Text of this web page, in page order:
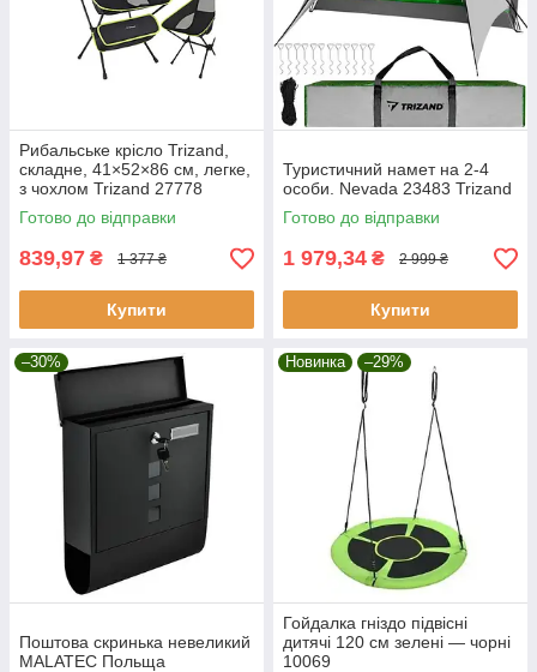
Рибальське крісло Trizand,
складне, 41×52×86 см, легке,
з чохлом Trizand 27778
Готово до відправки
839,97 ₴ 1 377 ₴
Купити
Туристичний намет на 2-4
особи. Nevada 23483 Trizand
Готово до відправки
1 979,34 ₴ 2 999 ₴
Купити
–30%
Поштова скринька невеликий
MALATEC Польща
Новинка –29%
Гойдалка гніздо підвісні
дитячі 120 см зелені — чорні
10069